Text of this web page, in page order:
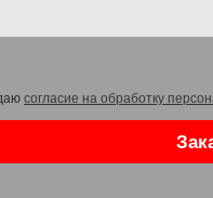
согласие на обработку